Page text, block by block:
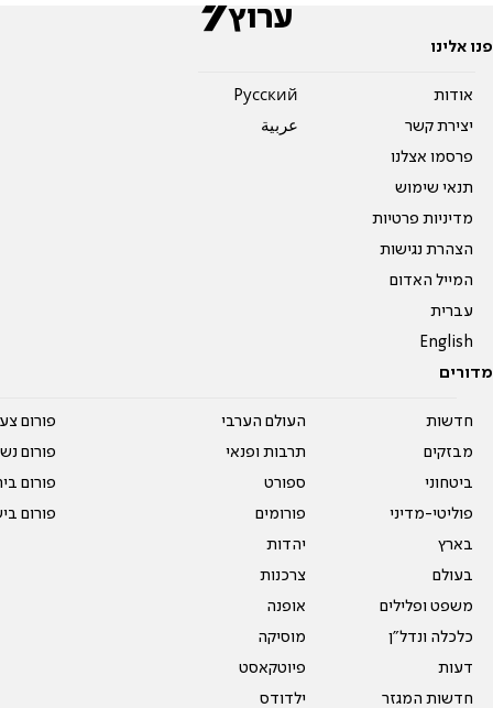
פנו אלינו
אודות
יצירת קשר
פרסמו אצלנו
תנאי שימוש
מדיניות פרטיות
הצהרת נגישות
המייל האדום
עברית
English
Pусский
عربية
מדורים
חדשות
מבזקים
ביטחוני
פוליטי-מדיני
בארץ
בעולם
משפט ופלילים
כלכלה ונדל"ן
דעות
חדשות המגזר
העולם הערבי
תרבות ופנאי
ספורט
פורומים
יהדות
צרכנות
אופנה
מוסיקה
פיוטקאסט
ילדודס
פורום
פורום
פורום
פורום